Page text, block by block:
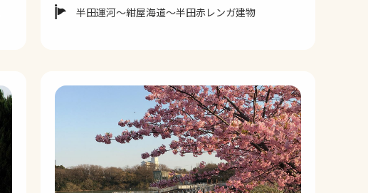
半田運河～紺屋海道～半田赤レンガ建物